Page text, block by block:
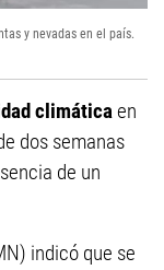
y nevadas en el país.
climáticaen
dos semanas
de un
indicó que se